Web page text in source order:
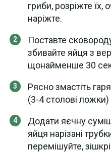
гриби, розріжте їх,
наріжте.
Поставте
збивайте яйця з
щонайменше 30
Рясно змастіть
(3-4 столові
Додати яєчну
яйця нарізані
перемішуйте,